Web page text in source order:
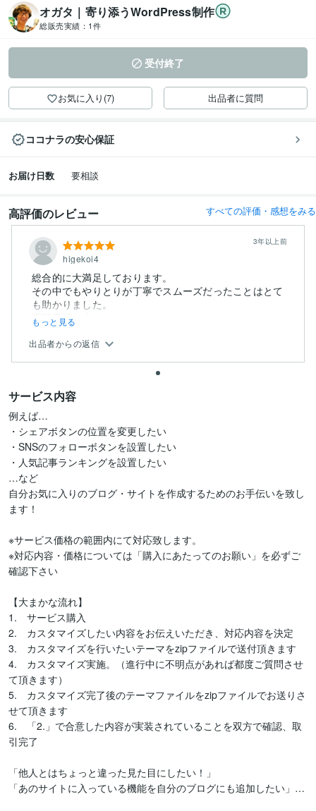
オガタ｜寄り添うWordPress制作
総販売実績： 1件
受付終了
お気に入り(7) 出品者に質問
ココナラの安心保証
お届け日数 要相談
高評価のレビュー すべての評価・感想をみる
higekoi4
3年以上前
総合的に大満足しております。
その中でもやりとりが丁寧でスムーズだったことはとて
も助かりました。
専門用語も少なく、...
もっと見る
出品者からの返信
サービス内容
例えば…
・シェアボタンの位置を変更したい
・SNSのフォローボタンを設置したい
・人気記事ランキングを設置したい
…など
自分お気に入りのブログ・サイトを作成するためのお手伝いを致し
ます！
※サービス価格の範囲内にて対応致します。
※対応内容・価格については「購入にあたってのお願い」を必ずご
確認下さい
【大まかな流れ】
1.　サービス購入
2.　カスタマイズしたい内容をお伝えいただき、対応内容を決定
3.　カスタマイズを行いたいテーマをzipファイルで送付頂きます
4.　カスタマイズ実施。（進行中に不明点があれば都度ご質問させ
て頂きます）
5.　カスタマイズ完了後のテーマファイルをzipファイルでお送りさ
せて頂きます
6.　「2.」で合意した内容が実装されていることを双方で確認、取
引完了
「他人とはちょっと違った見た目にしたい！」
「あのサイトに入っている機能を自分のブログにも追加したい」…